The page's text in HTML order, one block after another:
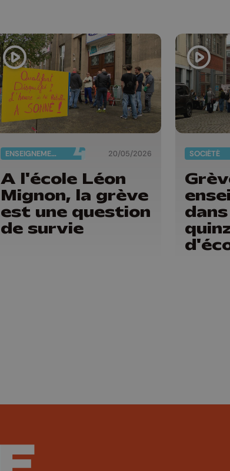
ENSEIGNEMENT 20/05/2026
A l'école Léon
Mignon, la grève
est une question
de survie
SOCIÉTÉ